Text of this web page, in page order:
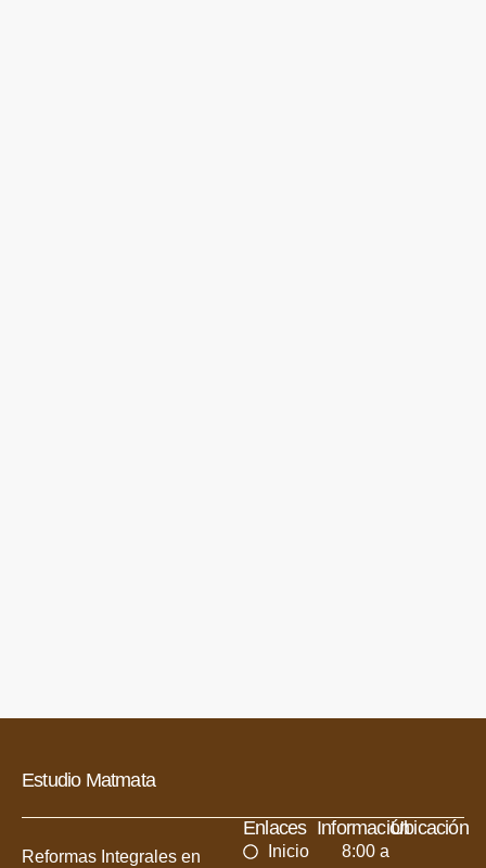
Estudio Matmata
Reformas Integrales en
Enlaces
Inicio
Información
8:00 a
Ubicación